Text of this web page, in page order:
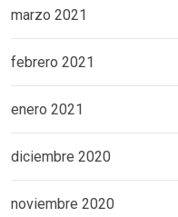
marzo 2021
febrero 2021
enero 2021
diciembre 2020
noviembre 2020